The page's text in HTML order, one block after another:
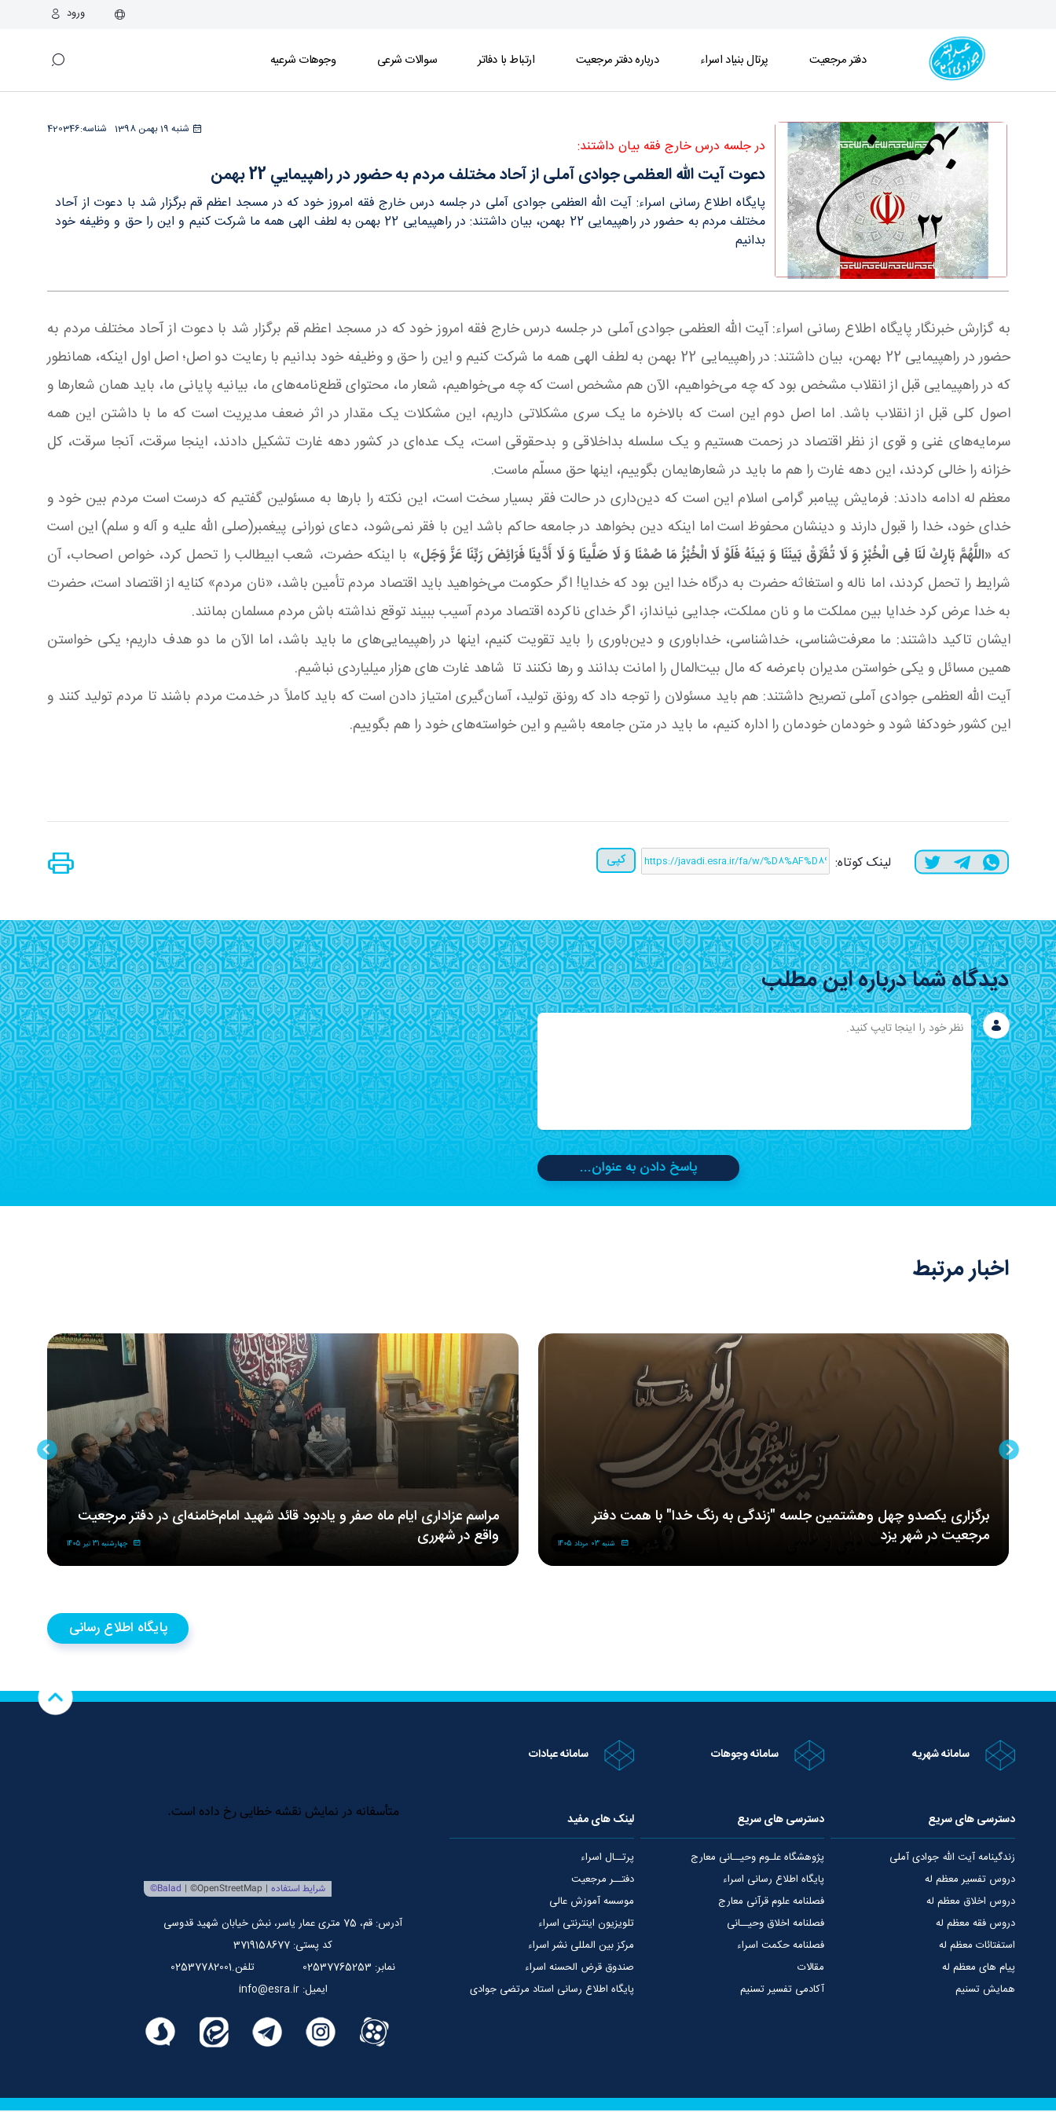
ورود
دفتر مرجعیت پرتال بنیاد اسراء درباره دفتر مرجعیت ارتباط با دفاتر سوالات شرعی وجوهات شرعیه
شنبه 19 بهمن 1398 420346شناسه:
در جلسه درس خارج فقه بیان داشتند:
دعوت آیت الله العظمی جوادی آملی از آحاد مختلف مردم به حضور در راهپيمايي 22 بهمن
پایگاه اطلاع رسانی اسراء: آیت الله العظمی جوادی آملی در جلسه درس خارج فقه امروز خود که در مسجد اعظم قم برگزار شد با دعوت از آحاد
مختلف مردم به حضور در راهپیمایی 22 بهمن، بیان داشتند: در راهپیمایی 22 بهمن به لطف الهی همه ما شرکت کنیم و این را حق و وظیفه خود
بدانیم
به گزارش خبرنگار پایگاه اطلاع رسانی اسراء: آیت الله العظمی جوادی آملی در جلسه درس خارج فقه امروز خود که در مسجد اعظم قم برگزار شد با دعوت از آحاد مختلف مردم به
حضور در راهپیمایی 22 بهمن، بیان داشتند: در راهپیمایی 22 بهمن به لطف الهی همه ما شرکت کنیم و این را حق و وظیفه خود بدانیم با رعایت دو اصل؛ اصل اول اینکه، همانطور
که در راهپیمایی قبل از انقلاب مشخص بود که چه می‌خواهیم، الآن هم مشخص است که چه می‌خواهیم، شعار ما، محتوای قطع‌نامه‌های ما، بیانیه پایانی ما، باید همان شعارها و
اصول کلی قبل از انقلاب باشد. اما اصل دوم این است که بالاخره ما یک سری مشکلاتی داریم، این مشکلات یک مقدار در اثر ضعف مدیریت است که ما با داشتن این همه
سرمایه‌های غنی و قوی از نظر اقتصاد در زحمت هستیم و یک سلسله بداخلاقی و بدحقوقی است، یک عده‌ای در کشور دهه غارت تشکیل دادند، اینجا سرقت، آنجا سرقت، کل
خزانه را خالی کردند، این دهه غارت را هم ما باید در شعارهایمان بگوییم، اینها حق مسلّم ماست.
معظم له ادامه دادند: فرمایش پیامبر گرامی اسلام این است که دین‌داری در حالت فقر بسیار سخت است، این نکته را بارها به مسئولین گفتیم که درست است مردم بین خود و
خدای خود، خدا را قبول دارند و دینشان محفوظ است اما اینکه دین بخواهد در جامعه حاکم باشد این با فقر نمی‌شود، دعای نورانی پیغمبر(صلی الله علیه و آله و سلم) این است
که «اللَّهُمَّ بَارِكْ لَنَا فِی الْخُبْزِ وَ لَا تُفَرِّقْ بَینَنَا وَ بَینَهُ فَلَوْ لَا الْخُبْزُ مَا صُمْنَا وَ لَا صَلَّینَا وَ لَا أَدَّینَا فَرَائِضَ رَبِّنَا عَزَّ وَجَل‏» با اینکه حضرت، شعب ابیطالب را تحمل ‌کرد، خواص اصحاب، آن
شرایط را تحمل ‌کردند، اما ناله و استغاثه حضرت به درگاه خدا این بود که خدایا! اگر حکومت می‌خواهید باید اقتصاد مردم تأمین باشد، «نان مردم» کنایه از اقتصاد است، حضرت
به خدا عرض کرد خدایا بین مملکت ما و نان مملکت، جدایی نیانداز، اگر خدای ناکرده اقتصاد مردم آسیب ببیند توقع نداشته باش مردم مسلمان بمانند.
ایشان تاکید داشتند: ما معرفت‌شناسی، خداشناسی، خداباوری و دین‌باوری را باید تقویت کنیم، اینها در راهپیمایی‌های ما باید باشد، اما الآن ما دو هدف داریم؛ یکی خواستن
همین مسائل و یکی خواستن مدیران باعرضه که مال بیت‌المال را امانت بدانند و رها نکنند تا شاهد غارت های هزار میلیاردی نباشیم.
آیت الله العظمی جوادی آملی تصریح داشتند: هم باید مسئولان را توجه داد که رونق تولید، آسان‌گیری امتیاز دادن است که باید کاملاً در خدمت مردم باشند تا مردم تولید کنند و
این کشور خودکفا شود و خودمان خودمان را اداره کنیم، ما باید در متن جامعه باشیم و این خواسته‌های خود را هم بگوییم.
لینک کوتاه: کپی
دیدگاه شما درباره این مطلب
پاسخ دادن به عنوان...
اخبار مرتبط
برگزاری یکصدو چهل وهشتمین جلسه "زندگی به رنگ خدا" با همت دفتر
مرجعیت در شهر یزد
شنبه 03 مرداد 1405
مراسم‌ عزاداری‌ ایام ماه صفر و یادبود قائد شهید امام‌خامنه‌ای در دفتر مرجعیت
واقع در شهرری
چهارشنبه 31 تیر 1405
پایگاه اطلاع رسانی
سامانه شهریه سامانه وجوهات سامانه عبادات
دسترسی های سریع
زندگینامه آیت الله جوادی آملی
دروس تفسیر معظم له
دروس اخلاق معظم له
دروس فقه معظم له
استفتائات معظم له
پیام های معظم له
همایش تسنیم
دسترسی های سریع
پژوهشگاه علـوم وحیــانی معارج
پایگاه اطلاع رسانی اسراء
فصلنامه علوم قرآنی معارج
فصلنامه اخلاق وحیــانی
فصلنامه حکمت اسراء
مقالات
آکادمی تفسیر تسنیم
لینک های مفید
پرتــال اسراء
دفتــر مرجعیت
موسسه آموزش عالی
تلویزیون اینترنتی اسراء
مرکز بین المللی نشر اسراء
صندوق قرض الحسنه اسراء
پایگاه اطلاع رسانی استاد مرتضی جوادی
آدرس: قم، 75 متری عمار یاسر، نبش خیابان شهید قدوسی
کد پستی: 3719158677
نمابر: 02537765253
تلفن.02537782001
ایمیل: info@esra.ir